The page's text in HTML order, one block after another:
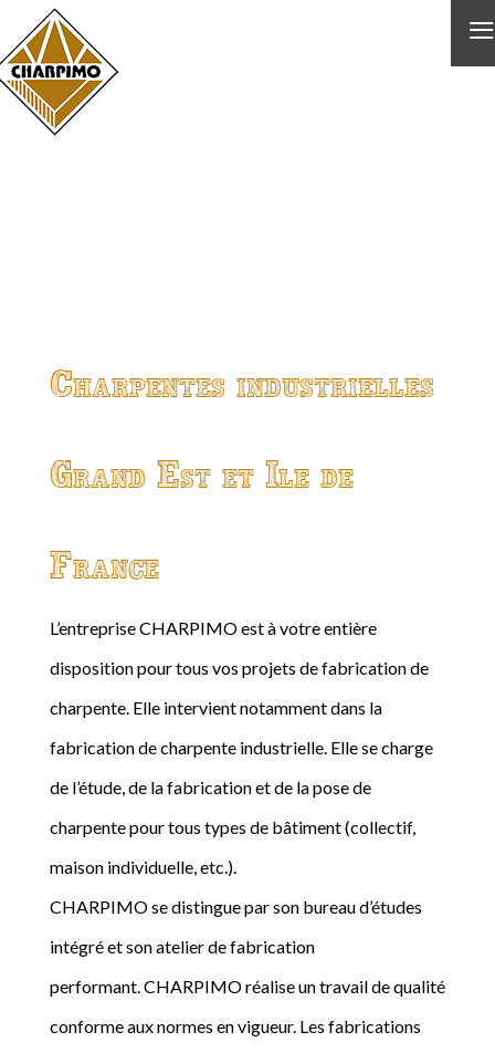
≡
Charpentes industrielles
Grand Est et Ile de
France
L’entreprise CHARPIMO est à votre entière
disposition pour tous vos projets de fabrication de
charpente. Elle intervient notamment dans la
fabrication de charpente industrielle. Elle se charge
de l’étude, de la fabrication et de la pose de
charpente pour tous types de bâtiment (collectif,
maison individuelle, etc.).
CHARPIMO se distingue par son bureau d’études
intégré et son atelier de fabrication
performant. CHARPIMO réalise un travail de qualité
conforme aux normes en vigueur. Les fabrications